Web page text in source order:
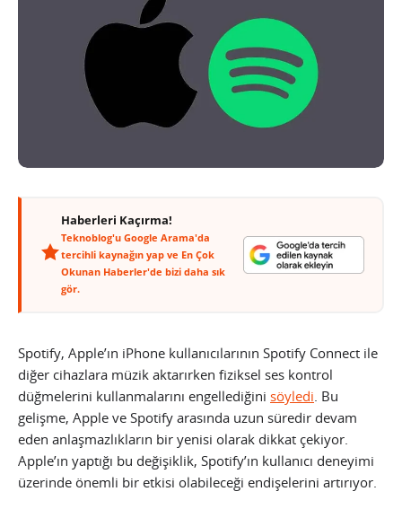
Haberleri Kaçırma!
Teknoblog'u Google Arama'da
tercihli kaynağın yap ve En Çok
Okunan Haberler'de bizi daha sık
gör.
Spotify, Apple’ın iPhone kullanıcılarının Spotify Connect ile
diğer cihazlara müzik aktarırken fiziksel ses kontrol
düğmelerini kullanmalarını engellediğini söyledi. Bu
gelişme, Apple ve Spotify arasında uzun süredir devam
eden anlaşmazlıkların bir yenisi olarak dikkat çekiyor.
Apple’ın yaptığı bu değişiklik, Spotify’ın kullanıcı deneyimi
üzerinde önemli bir etkisi olabileceği endişelerini artırıyor.